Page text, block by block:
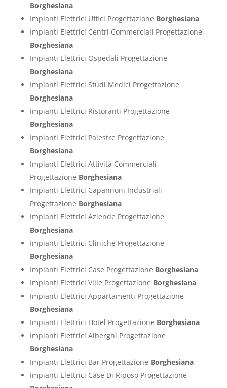
Borghesiana
Impianti Elettrici Uffici Progettazione Borghesiana
Impianti Elettrici Centri Commerciali Progettazione
Borghesiana
Impianti Elettrici Ospedali Progettazione
Borghesiana
Impianti Elettrici Studi Medici Progettazione
Borghesiana
Impianti Elettrici Ristoranti Progettazione
Borghesiana
Impianti Elettrici Palestre Progettazione
Borghesiana
Impianti Elettrici Attività Commerciali
Progettazione Borghesiana
Impianti Elettrici Capannoni Industriali
Progettazione Borghesiana
Impianti Elettrici Aziende Progettazione
Borghesiana
Impianti Elettrici Cliniche Progettazione
Borghesiana
Impianti Elettrici Case Progettazione Borghesiana
Impianti Elettrici Ville Progettazione Borghesiana
Impianti Elettrici Appartamenti Progettazione
Borghesiana
Impianti Elettrici Hotel Progettazione Borghesiana
Impianti Elettrici Alberghi Progettazione
Borghesiana
Impianti Elettrici Bar Progettazione Borghesiana
Impianti Elettrici Case Di Riposo Progettazione